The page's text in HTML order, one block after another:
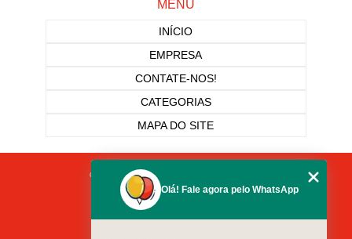
MENU
INÍCIO
EMPRESA
CONTATE-NOS!
CATEGORIAS
MAPA DO SITE
Copyright © Pronto Socorro Das Festas. (Lei 9610 de 19/02/1998)
Olá! Fale agora pelo WhatsApp